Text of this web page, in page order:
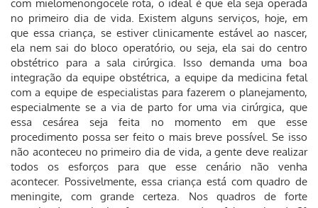
com mielomenongocele rota, o ideal é que ela seja operada
no primeiro dia de vida. Existem alguns serviços, hoje, em
que essa criança, se estiver clinicamente estável ao nascer,
ela nem sai do bloco operatório, ou seja, ela sai do centro
obstétrico para a sala cirúrgica. Isso demanda uma boa
integração da equipe obstétrica, a equipe da medicina fetal
com a equipe de especialistas para fazerem o planejamento,
especialmente se a via de parto for uma via cirúrgica, que
essa cesárea seja feita no momento em que esse
procedimento possa ser feito o mais breve possível. Se isso
não aconteceu no primeiro dia de vida, a gente deve realizar
todos os esforços para que esse cenário não venha
acontecer. Possivelmente, essa criança está com quadro de
meningite, com grande certeza. Nos quadros de forte